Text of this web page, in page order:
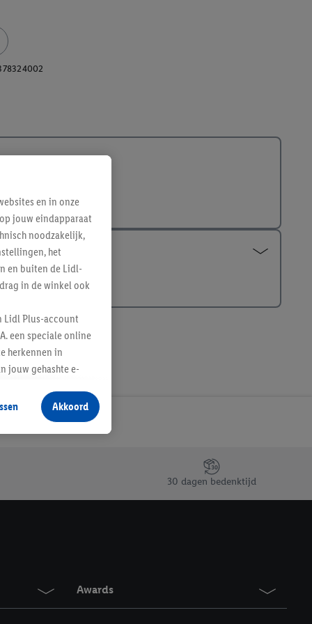
30 dagen bedenktijd
Awards
en in onze
jouw eindapparaat
noodzakelijk,
het
en buiten de Lidl-
in de winkel ook
Lidl Plus-account
een speciale online
herkennen in
jouw gehashte e-
producten waarin je
te plaatsen
jouw gehashte e-
kunnen worden
vergelijkbare
Meer informatie,
Akkoord